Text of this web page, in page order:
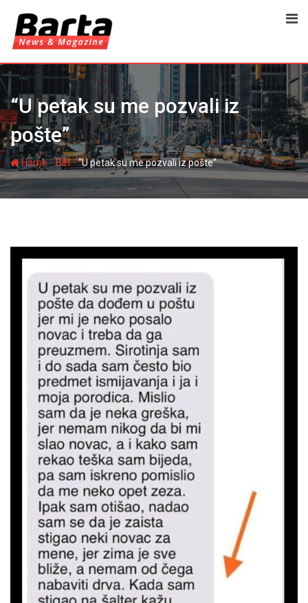
content
“U petak su me pozvali iz
pošte”
Home-BiH-“U petak su me pozvali iz pošte”